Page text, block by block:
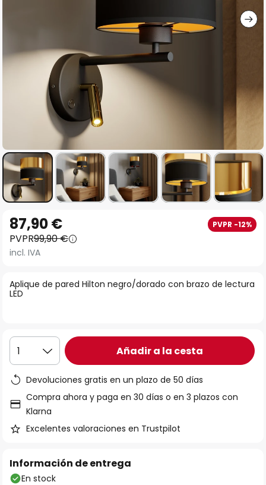
comienzo
de
galería
de
Aplique de pared Hilton negro/dorado con brazo de lectura
LED
87,90 € PVPR -12%
PVPR99,90 €
incl. IVA
1 Añadir a la cesta
Devoluciones gratis en un plazo de 50 días
Compra ahora y paga en 30 días o en 3 plazos con
Klarna
Excelentes valoraciones en Trustpilot
Información de entrega
En stock